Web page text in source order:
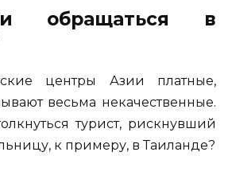
обращаться в
центры Азии платные,
весьма некачественные.
турист, рискнувший
к примеру, в Таиланде?